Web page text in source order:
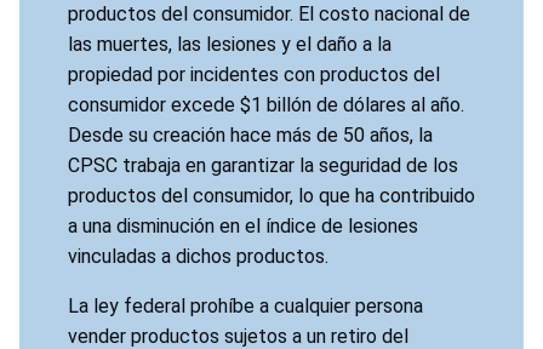
productos del consumidor. El costo nacional de
las muertes, las lesiones y el daño a la
propiedad por incidentes con productos del
consumidor excede $1 billón de dólares al año.
Desde su creación hace más de 50 años, la
CPSC trabaja en garantizar la seguridad de los
productos del consumidor, lo que ha contribuido
a una disminución en el índice de lesiones
vinculadas a dichos productos.
La ley federal prohíbe a cualquier persona
vender productos sujetos a un retiro del